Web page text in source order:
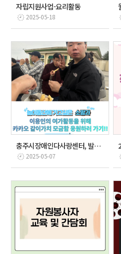
자립지원사업-요리활동
2025-05-18
충주시장애인다사랑센터, 발달장애인의 여가활동을 카카오 …
2025-05-07